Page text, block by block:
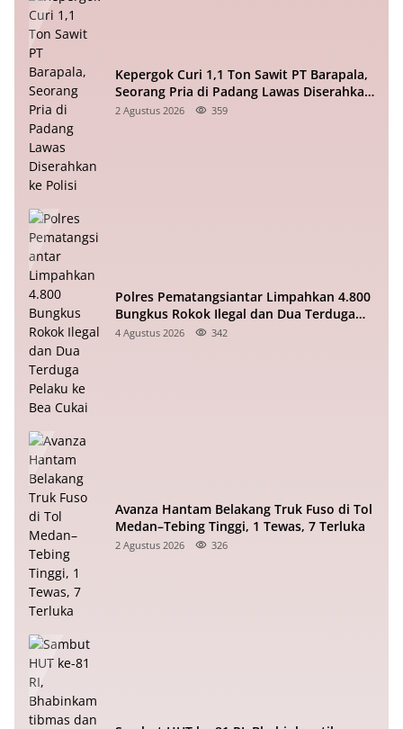
Kepergok Curi 1,1 Ton Sawit PT Barapala,
Seorang Pria di Padang Lawas Diserahkan
ke Polisi
2 Agustus 2026 359
Polres Pematangsiantar Limpahkan 4.800
Bungkus Rokok Ilegal dan Dua Terduga
Pelaku ke Bea Cukai
4 Agustus 2026 342
Avanza Hantam Belakang Truk Fuso di Tol
Medan–Tebing Tinggi, 1 Tewas, 7 Terluka
2 Agustus 2026 326